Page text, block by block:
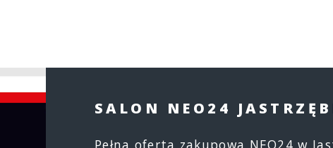
SALON NEO24